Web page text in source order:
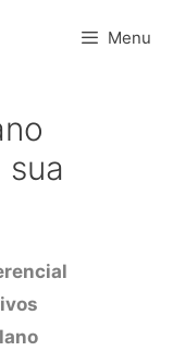
Menu